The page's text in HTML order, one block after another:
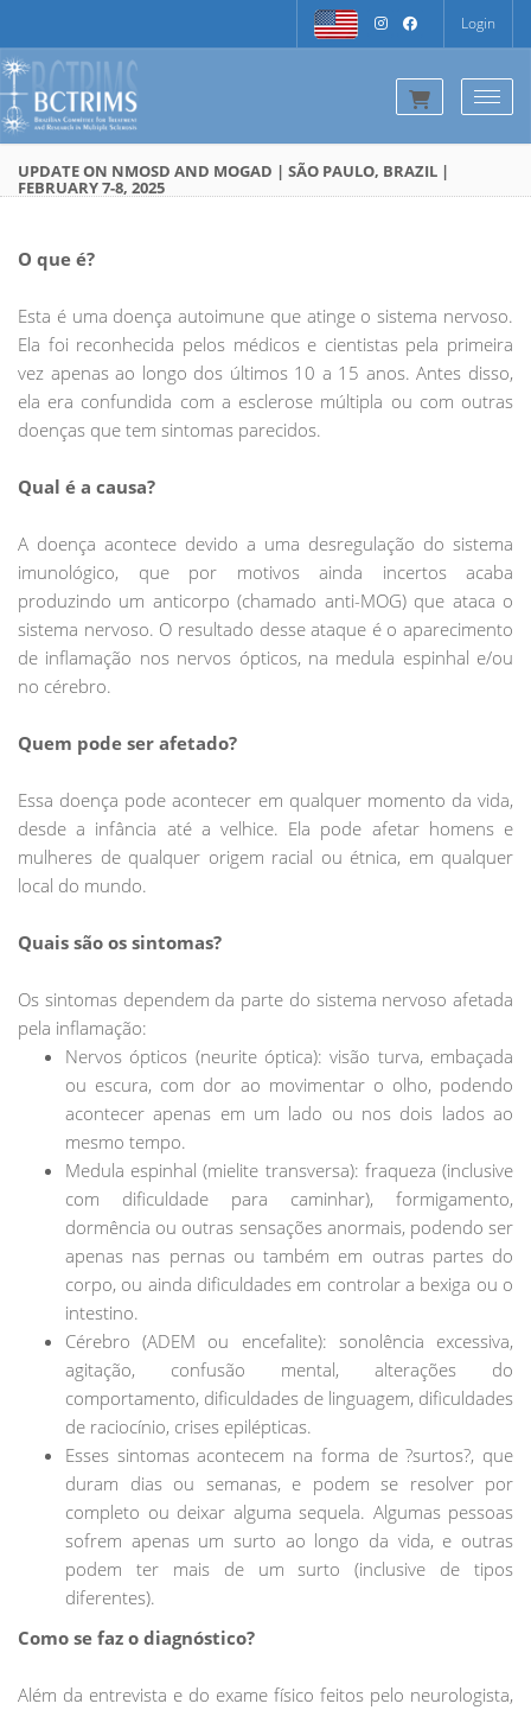
Login
UPDATE ON NMOSD AND MOGAD | SÃO PAULO, BRAZIL |
FEBRUARY 7-8, 2025
O que é?
Esta é uma doença autoimune que atinge o sistema nervoso.
Ela foi reconhecida pelos médicos e cientistas pela primeira
vez apenas ao longo dos últimos 10 a 15 anos. Antes disso,
ela era confundida com a esclerose múltipla ou com outras
doenças que tem sintomas parecidos.
Qual é a causa?
A doença acontece devido a uma desregulação do sistema
imunológico, que por motivos ainda incertos acaba
produzindo um anticorpo (chamado anti-MOG) que ataca o
sistema nervoso. O resultado desse ataque é o aparecimento
de inflamação nos nervos ópticos, na medula espinhal e/ou
no cérebro.
Quem pode ser afetado?
Essa doença pode acontecer em qualquer momento da vida,
desde a infância até a velhice. Ela pode afetar homens e
mulheres de qualquer origem racial ou étnica, em qualquer
local do mundo.
Quais são os sintomas?
Os sintomas dependem da parte do sistema nervoso afetada
pela inflamação:
Nervos ópticos (neurite óptica): visão turva, embaçada
ou escura, com dor ao movimentar o olho, podendo
acontecer apenas em um lado ou nos dois lados ao
mesmo tempo.
Medula espinhal (mielite transversa): fraqueza (inclusive
com dificuldade para caminhar), formigamento,
dormência ou outras sensações anormais, podendo ser
apenas nas pernas ou também em outras partes do
corpo, ou ainda dificuldades em controlar a bexiga ou o
intestino.
Cérebro (ADEM ou encefalite): sonolência excessiva,
agitação, confusão mental, alterações do
comportamento, dificuldades de linguagem, dificuldades
de raciocínio, crises epilépticas.
Esses sintomas acontecem na forma de ?surtos?, que
duram dias ou semanas, e podem se resolver por
completo ou deixar alguma sequela. Algumas pessoas
sofrem apenas um surto ao longo da vida, e outras
podem ter mais de um surto (inclusive de tipos
diferentes).
Como se faz o diagnóstico?
Além da entrevista e do exame físico feitos pelo neurologista,